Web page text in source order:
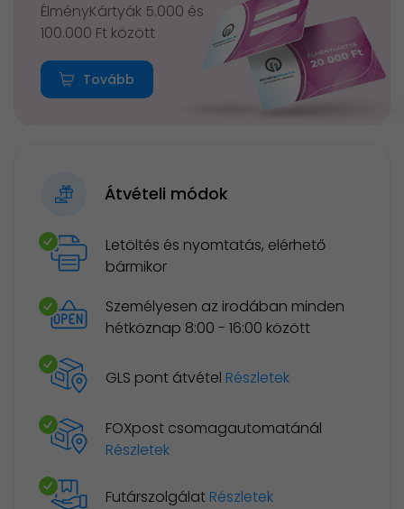
ÉlményKártyák 5.000 és
100.000 Ft között
Tovább
Átvételi módok
Letöltés és nyomtatás, elérhető
bármikor
Személyesen az irodában minden
hétköznap 8:00 - 16:00 között
GLS pont átvétel Részletek
FOXpost csomagautomatánál
Részletek
Futárszolgálat Részletek